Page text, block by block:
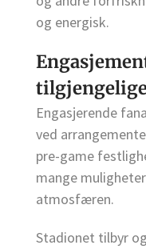
og energisk.
Engasjerende
ved
pre-game
mange
atmosfæren.
Stadionet tilbyr